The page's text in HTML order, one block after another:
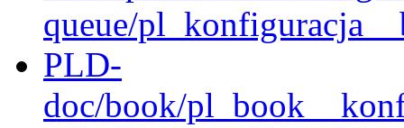
queue/
PLD-
doc/book/